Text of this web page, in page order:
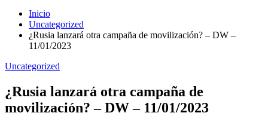
Inicio
Uncategorized
¿Rusia lanzará otra campaña de movilización? – DW –
11/01/2023
Uncategorized
¿Rusia lanzará otra campaña de
movilización? – DW – 11/01/2023